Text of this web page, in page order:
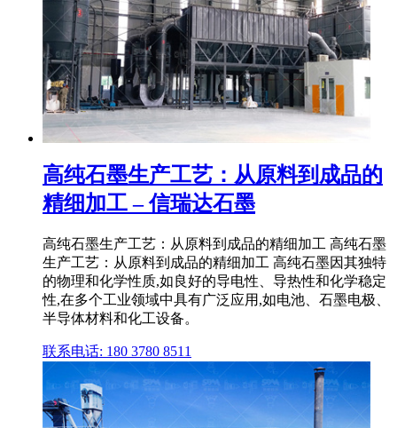
高纯石墨生产工艺：从原料到成品的
精细加工 – 信瑞达石墨
高纯石墨生产工艺：从原料到成品的精细加工 高纯石墨
生产工艺：从原料到成品的精细加工 高纯石墨因其独特
的物理和化学性质,如良好的导电性、导热性和化学稳定
性,在多个工业领域中具有广泛应用,如电池、石墨电极、
半导体材料和化工设备。
联系电话: 180 3780 8511